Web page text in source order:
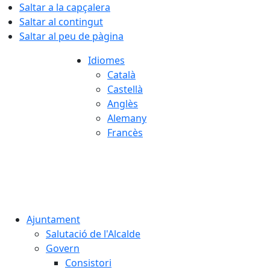
Saltar a la capçalera
Saltar al contingut
Saltar al peu de pàgina
Idiomes
Català
Castellà
Anglès
Alemany
Francès
Ajuntament
Salutació de l'Alcalde
Govern
Consistori